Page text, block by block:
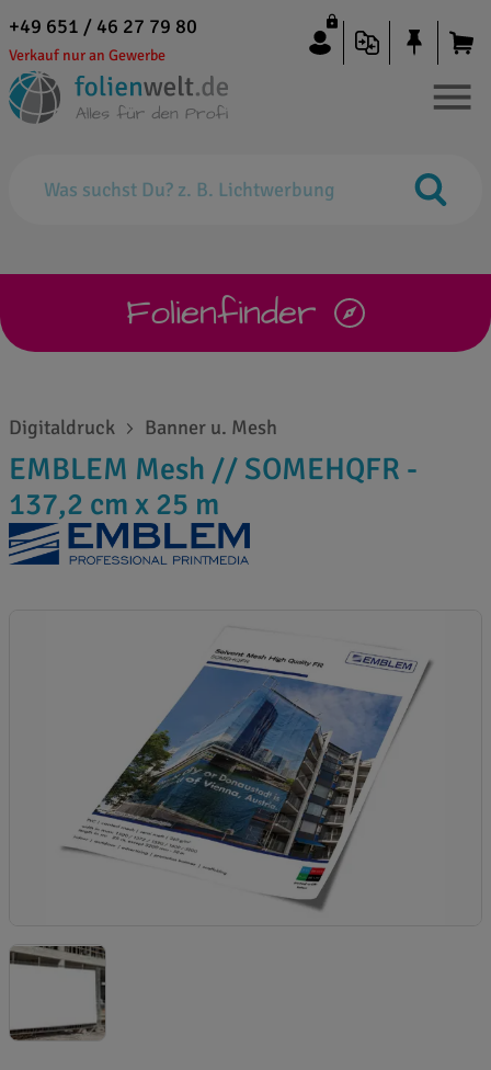
+49 651 / 46 27 79 80
Verkauf nur an Gewerbe
Folienfinder
Digitaldruck Banner u. Mesh
EMBLEM Mesh // SOMEHQFR -
137,2 cm x 25 m